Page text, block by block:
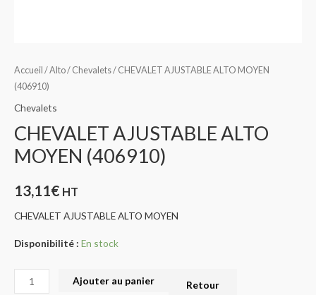
Accueil /Alto/ Chevalets/ CHEVALET AJUSTABLE ALTO MOYEN
(406910)
Chevalets
CHEVALET AJUSTABLE ALTO
MOYEN (406910)
13,11€ HT
CHEVALET AJUSTABLE ALTO MOYEN
Disponibilité : En stock
Ajouter au panier Retour